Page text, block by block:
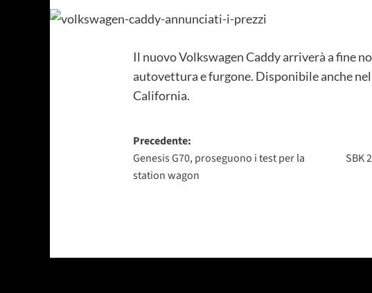
Il nuovo Volkswagen Caddy arriverà a fine
autovettura e furgone. Disponibile anche
California.
Navigazione
articolo
Precedente:
Genesis G70, proseguono i test per la
station wagon
SBK